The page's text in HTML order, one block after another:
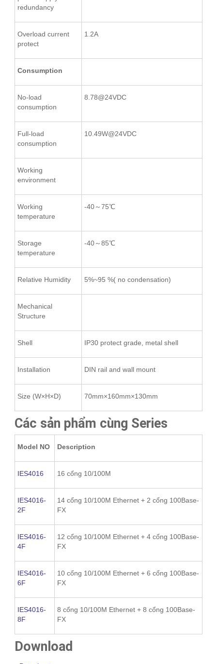
redundancy
Overload current
protect
1.2A
Consumption
No-load
consumption
8.78@24VDC
Full-load
consumption
10.49W@24VDC
Working
environment
Working
temperature
-40～75℃
Storage
temperature
-40～85℃
Relative Humidity 5%~95 %( no condensation)
Mechanical
Structure
Shell IP30 protect grade, metal shell
Installation DIN rail and wall mount
Size (W×H×D) 70mm×160mm×130mm
Các sản phẩm cùng Series
Model NO Description
IES4016 16 cổng 10/100M
IES4016-
2F
14 cổng 10/100M Ethernet + 2 cổng 100Base-
FX
IES4016-
4F
12 cổng 10/100M Ethernet + 4 cổng 100Base-
FX
IES4016-
6F
10 cổng 10/100M Ethernet + 6 cổng 100Base-
FX
IES4016-
8F
8 cổng 10/100M Ethernet + 8 cổng 100Base-
FX
Download